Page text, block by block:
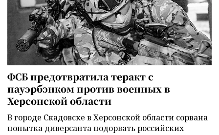
ФСБ предотвратила теракт с
пауэрбэнком против военных в
Херсонской области
В городе Скадовске в Херсонской области сорвана
попытка диверсанта подорвать российских